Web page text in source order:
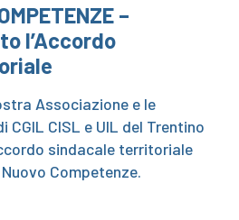
–
l’Accordo
Associazione e le
CGIL CISL e UIL del Trentino
sindacale territoriale
Competenze.